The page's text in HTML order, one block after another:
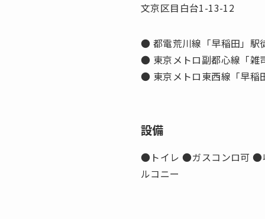
文京区目白台1-13-12
● 都電荒川線「早稲田」駅
● 東京メトロ副都心線「雑
● 東京メトロ東西線「早稲
設備
●トイレ ●ガスコンロ可 ●
ルコニー